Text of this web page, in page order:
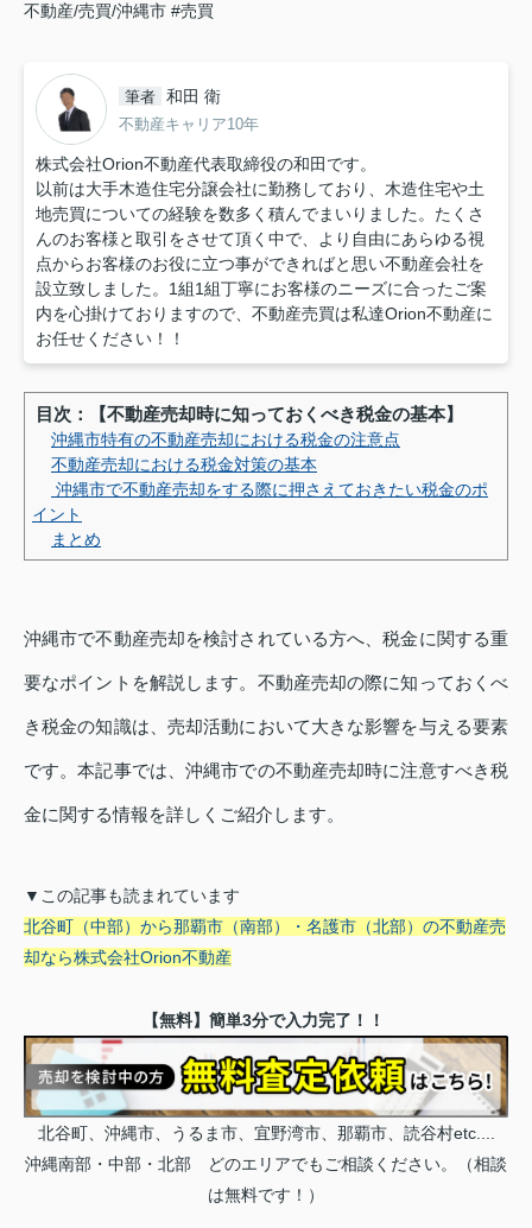
不動産/売買/沖縄市 #売買
筆者 和田 衛
不動産キャリア10年
株式会社Orion不動産代表取締役の和田です。
以前は大手木造住宅分譲会社に勤務しており、木造住宅や土
地売買についての経験を数多く積んでまいりました。たくさ
んのお客様と取引をさせて頂く中で、より自由にあらゆる視
点からお客様のお役に立つ事ができればと思い不動産会社を
設立致しました。1組1組丁寧にお客様のニーズに合ったご案
内を心掛けておりますので、不動産売買は私達Orion不動産に
お任せください！！
目次：【不動産売却時に知っておくべき税金の基本】
沖縄市特有の不動産売却における税金の注意点
不動産売却における税金対策の基本
沖縄市で不動産売却をする際に押さえておきたい税金のポ
イント
まとめ
沖縄市で不動産売却を検討されている方へ、税金に関する重
要なポイントを解説します。不動産売却の際に知っておくべ
き税金の知識は、売却活動において大きな影響を与える要素
です。本記事では、沖縄市での不動産売却時に注意すべき税
金に関する情報を詳しくご紹介します。
▼この記事も読まれています
北谷町（中部）から那覇市（南部）・名護市（北部）の不動産売
却なら株式会社Orion不動産
【無料】簡単3分で入力完了！！
北谷町、沖縄市、うるま市、宜野湾市、那覇市、読谷村etc....
沖縄南部・中部・北部 どのエリアでもご相談ください。（相談
は無料です！）